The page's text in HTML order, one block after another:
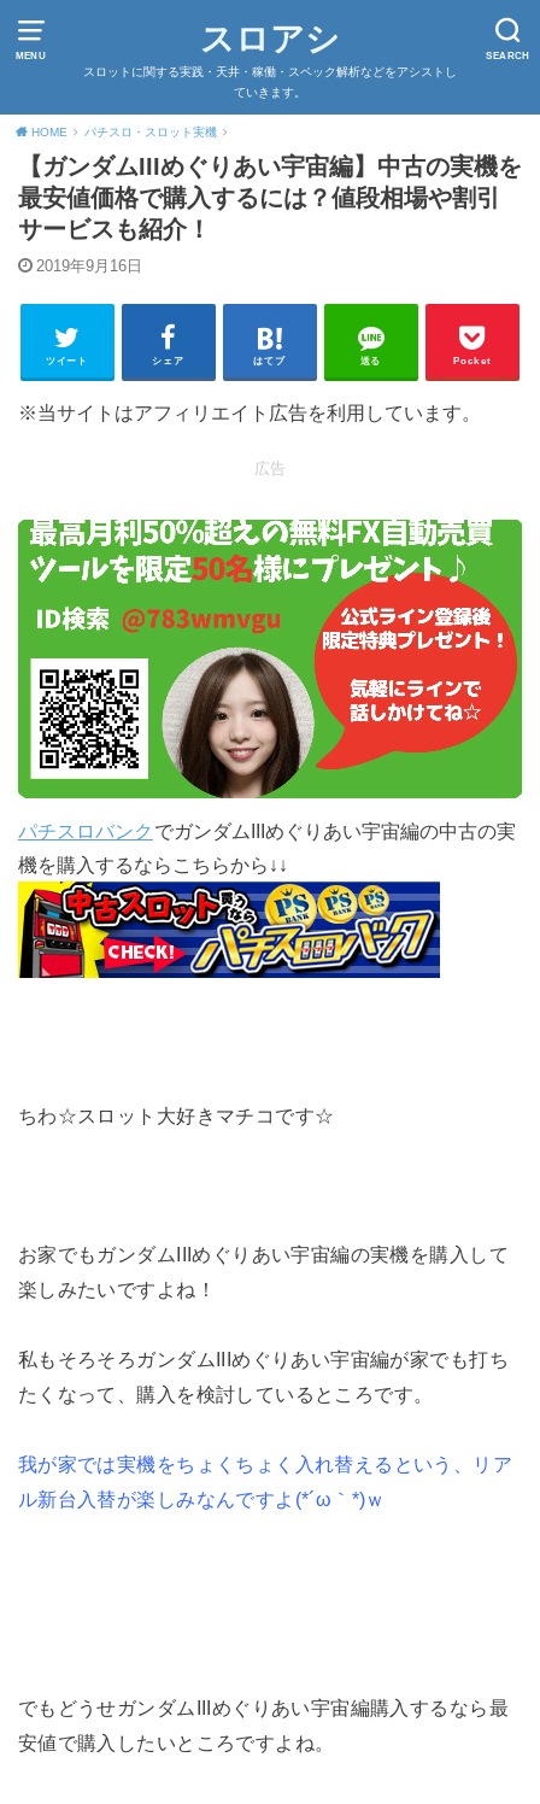
MENU SEARCH
スロアシ
スロットに関する実践・天井・稼働・スペック解析などをアシストし
ていきます。
HOME パチスロ・スロット実機
【ガンダムIIIめぐりあい宇宙編】中古の実機を
最安値価格で購入するには？値段相場や割引
サービスも紹介！
2019年9月16日
ツイート シェア はてブ 送る Pocket
※当サイトはアフィリエイト広告を利用しています。
広告
パチスロバンク でガンダムIIIめぐりあい宇宙編の中古の実
機を購入するならこちらから↓↓
ちわ☆スロット大好きマチコです☆
お家でもガンダムIIIめぐりあい宇宙編の実機を購入して
楽しみたいですよね！
私もそろそろガンダムIIIめぐりあい宇宙編が家でも打ち
たくなって、購入を検討しているところです。
我が家では実機をちょくちょく入れ替えるという、リア
ル新台入替が楽しみなんですよ(*´ω｀*)ｗ
でもどうせガンダムIIIめぐりあい宇宙編購入するなら最
安値で購入したいところですよね。